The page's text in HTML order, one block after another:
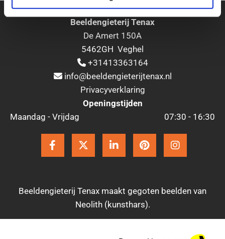
Beeldengieterij Tenax
De Amert 150A
5462GH Veghel
 +31413363164
 info@beeldengieterijtenax.nl
Privacyverklaring
Openingstijden
Maandag - Vrijdag
07:30 - 16:30
Beeldengieterij Tenax maakt gegoten beelden van
Neolith (kunsthars).